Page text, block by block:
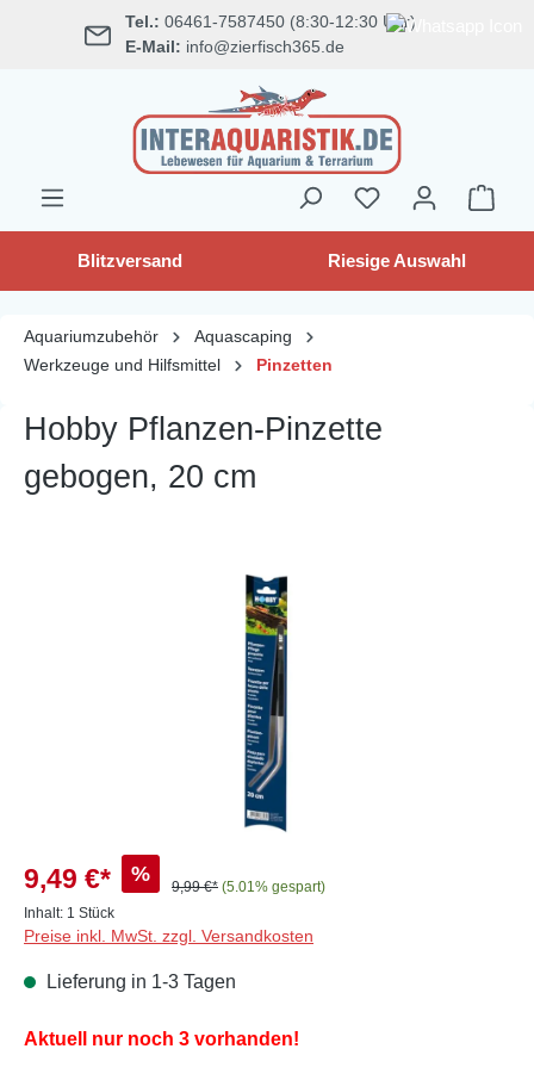
springen Tel.: 06461-7587450 (8:30-12:30 Uhr)
E-Mail: info@zierfisch365.de
Blitzversand Riesige Auswahl
Aquariumzubehör
Aquascaping
Werkzeuge und Hilfsmittel
Pinzetten
Hobby Pflanzen-Pinzette
gebogen, 20 cm
Bildergalerie überspringen
9,49 €* %
9,99 €* (5.01% gespart)
Inhalt: 1 Stück
Preise inkl. MwSt. zzgl. Versandkosten
Lieferung in 1-3 Tagen
Aktuell nur noch 3 vorhanden!